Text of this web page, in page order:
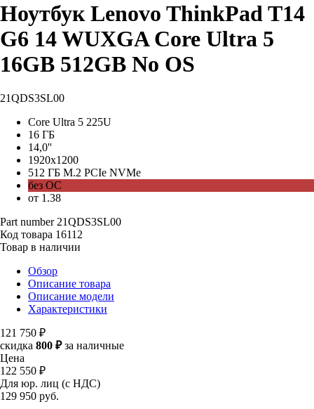
Ноутбук Lenovo ThinkPad T14
G6 14 WUXGA Core Ultra 5
16GB 512GB No OS
21QDS3SL00
Core Ultra 5 225U
16 ГБ
14,0''
1920x1200
512 ГБ M.2 PCIe NVMe
без ОС
от 1.38
Part number 21QDS3SL00
Код товара 16112
Товар в наличии
Обзор
Описание товара
Описание модели
Характеристики
121 750 ₽
скидка 800 ₽за наличные
Цена
122 550 ₽
Для юр. лиц (с НДС)
129 950 руб.